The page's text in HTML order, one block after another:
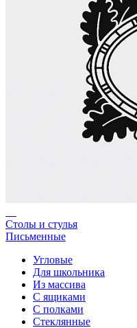
Столы и стулья
Письменные
Угловые
Для школьника
Из массива
С ящиками
С полками
Стеклянные